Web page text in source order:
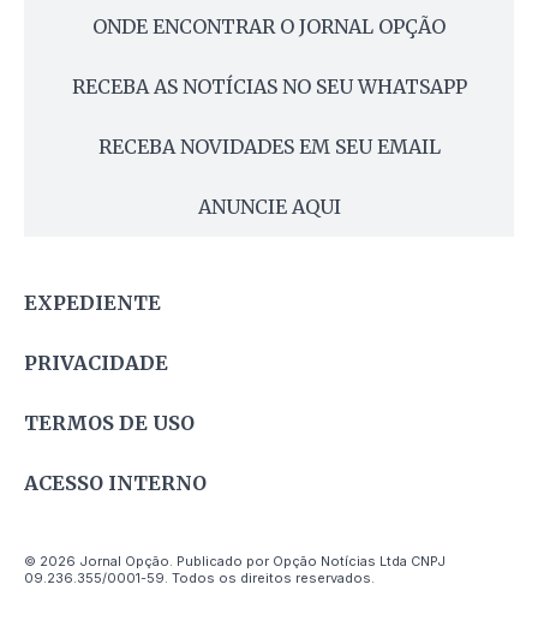
ONDE ENCONTRAR O JORNAL OPÇÃO
RECEBA AS NOTÍCIAS NO SEU WHATSAPP
RECEBA NOVIDADES EM SEU EMAIL
ANUNCIE AQUI
EXPEDIENTE
PRIVACIDADE
TERMOS DE USO
ACESSO INTERNO
© 2026 Jornal Opção. Publicado por Opção Notícias Ltda CNPJ
09.236.355/0001-59. Todos os direitos reservados.